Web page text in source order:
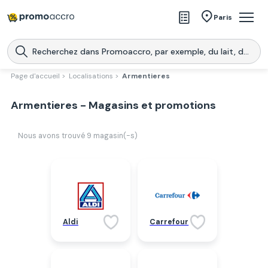
Paris
Magasins
Produits
Promoaccro
l'application
Page d'accueil > Localisations > Armentieres
Armentieres - Magasins et promotions
Nous avons trouvé 9 magasin(-s)
Aldi Carrefour